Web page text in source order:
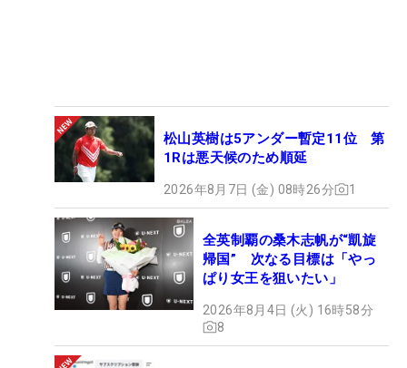
松山英樹は5アンダー暫定11位 第
1Rは悪天候のため順延
2026年8月7日 (金) 08時26分 1
全英制覇の桑木志帆が“凱旋
帰国” 次なる目標は「やっ
ぱり女王を狙いたい」
2026年8月4日 (火) 16時58分
8